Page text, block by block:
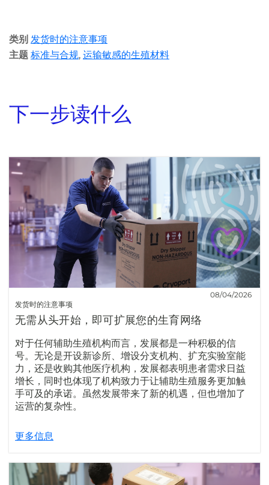
类别 发货时的注意事项
主题 标准与合规, 运输敏感的生殖材料
下一步读什么
发货时的注意事项
08/04/2026
无需从头开始，即可扩展您的生育网络
对于任何辅助生殖机构而言，发展都是一种积极的信
号。无论是开设新诊所、增设分支机构、扩充实验室能
力，还是收购其他医疗机构，发展都表明患者需求日益
增长，同时也体现了机构致力于让辅助生殖服务更加触
手可及的承诺。虽然发展带来了新的机遇，但也增加了
运营的复杂性。
更多信息